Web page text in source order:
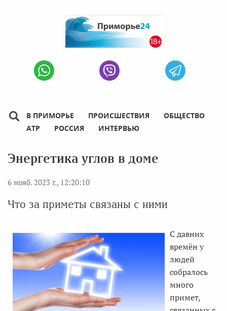
В ПРИМОРЬЕ ПРОИСШЕСТВИЯ
ОБЩЕСТВО
АТР
РОССИЯ ИНТЕРВЬЮ
Энергетика углов в доме
6 нояб. 2023 г., 12:20:10
Что за приметы связаны с ними
С давних
времён у
людей
собралось
много
примет,